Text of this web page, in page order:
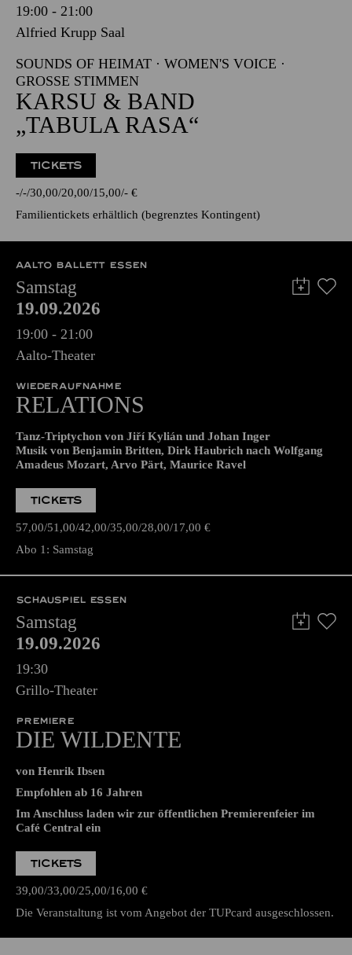
19:00 - 21:00
Alfried Krupp Saal
SOUNDS OF HEIMAT · WOMEN'S VOICE ·
GROSSE STIMMEN
KARSU & BAND
„TABULA RASA“
TICKETS
- - 30,00 20,00 15,00 - €
Familientickets erhältlich (begrenztes Kontingent)
AALTO BALLETT ESSEN
Samstag
19.09.2026
19:00 - 21:00
Aalto-Theater
WIEDERAUFNAHME
RELATIONS
Tanz-Triptychon von Jiří Kylián und Johan Inger
Musik von Benjamin Britten, Dirk Haubrich nach Wolfgang
Amadeus Mozart, Arvo Pärt, Maurice Ravel
TICKETS
57,00 51,00 42,00 35,00 28,00 17,00 €
Abo 1: Samstag
SCHAUSPIEL ESSEN
Samstag
19.09.2026
19:30
Grillo-Theater
PREMIERE
DIE WILDENTE
von Henrik Ibsen
Empfohlen ab 16 Jahren
Im Anschluss laden wir zur öffentlichen Premierenfeier im
Café Central ein
TICKETS
39,00 33,00 25,00 16,00 €
Die Veranstaltung ist vom Angebot der TUPcard ausgeschlossen.